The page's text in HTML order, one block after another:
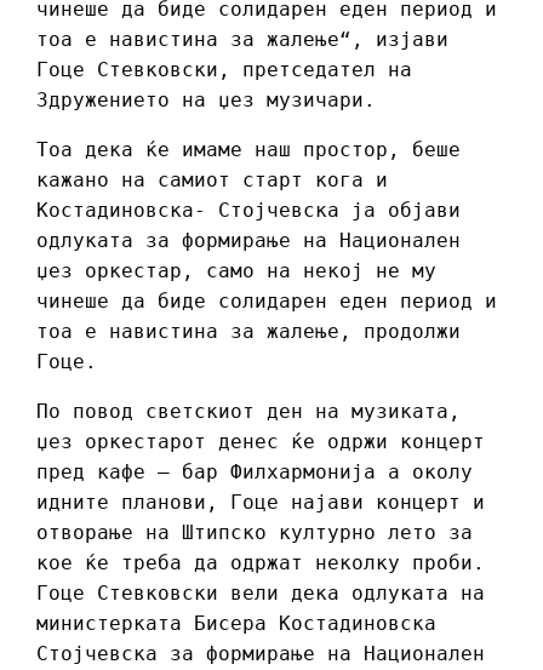
чинеше да биде солидарен еден период и
тоа е навистина за жалење“, изјави
Гоце Стевковски, претседател на
Здружението на џез музичари.
Тоа дека ќе имаме наш простор, беше
кажано на самиот старт кога и
Костадиновска- Стојчевска ја објави
одлуката за формирање на Национален
џез оркестар, само на некој не му
чинеше да биде солидарен еден период и
тоа е навистина за жалење, продолжи
Гоце.
По повод светскиот ден на музиката,
џез оркестарот денес ќе одржи концерт
пред кафе – бар Филхармонија а околу
идните планови, Гоце најави концерт и
отворање на Штипско културно лето за
кое ќе треба да одржат неколку проби.
Гоце Стевковски вели дека одлуката на
министерката Бисера Костадиновска
Стојчевска за формирање на Национален